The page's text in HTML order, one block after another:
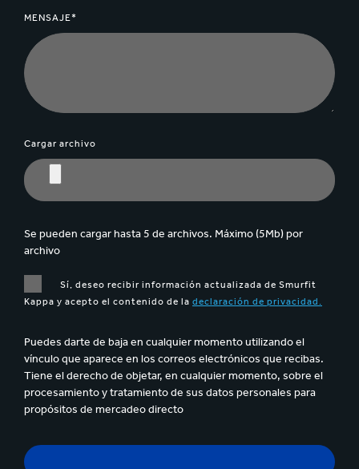
MENSAJE*
Cargar archivo
Se pueden cargar hasta 5 de archivos. Máximo (5Mb) por
archivo
Sí, deseo recibir información actualizada de Smurfit
Kappa y acepto el contenido de la declaración de privacidad.
Puedes darte de baja en cualquier momento utilizando el
vínculo que aparece en los correos electrónicos que recibas.
Tiene el derecho de objetar, en cualquier momento, sobre el
procesamiento y tratamiento de sus datos personales para
propósitos de mercadeo directo